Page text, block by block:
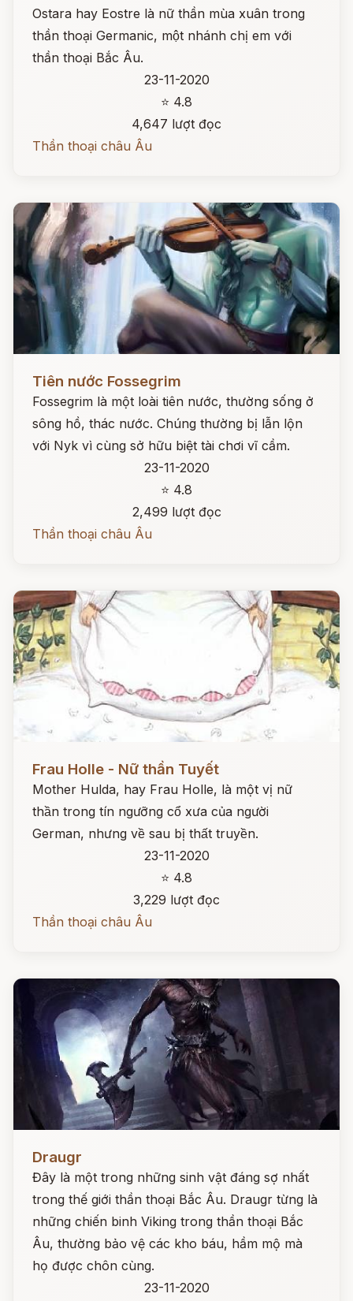
Ostara hay Eostre là nữ thần mùa xuân trong
thần thoại Germanic, một nhánh chị em với
thần thoại Bắc Âu.
23-11-2020
⭐ 4.8
4,647 lượt đọc
Thần thoại châu Âu
Tiên nước Fossegrim
Fossegrim là một loài tiên nước, thường sống ở
sông hồ, thác nước. Chúng thường bị lẫn lộn
với Nyk vì cùng sở hữu biệt tài chơi vĩ cầm.
23-11-2020
⭐ 4.8
2,499 lượt đọc
Thần thoại châu Âu
Frau Holle - Nữ thần Tuyết
Mother Hulda, hay Frau Holle, là một vị nữ
thần trong tín ngưỡng cổ xưa của người
German, nhưng về sau bị thất truyền.
23-11-2020
⭐ 4.8
3,229 lượt đọc
Thần thoại châu Âu
Draugr
Đây là một trong những sinh vật đáng sợ nhất
trong thế giới thần thoại Bắc Âu. Draugr từng là
những chiến binh Viking trong thần thoại Bắc
Âu, thường bảo vệ các kho báu, hầm mộ mà
họ được chôn cùng.
23-11-2020